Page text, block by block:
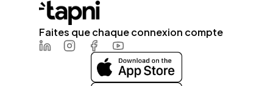
Faites que chaque connexion compte
InstagramFacebookYoutube